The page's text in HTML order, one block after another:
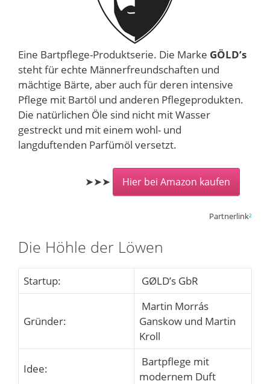
Eine Bartpflege-Produktserie. Die Marke GÖLD’s
steht für echte Männerfreundschaften und
mächtige Bärte, aber auch für deren intensive
Pflege mit Bartöl und anderen Pflegeprodukten.
Die natürlichen Öle sind nicht mit Wasser
gestreckt und mit einem wohl- und
langduftenden Parfümöl versetzt.
➤➤➤ Hier bei Amazon kaufen
Partnerlink²
Die Höhle der Löwen
Startup: GØLD’s GbR
Gründer:
Martin Morrás
Ganskow und Martin
Kroll
Idee:
Bartpflege mit
modernem Duft